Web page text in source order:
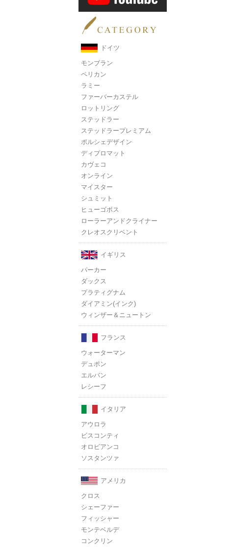
ドイツ
モンブラン
ペリカン
ラミー
ファーバーカステル
ロットリング
ステッドラー
ステッドラープレミアム
ポルシェデザイン
ディプロマット
カヴェコ
オンライン
マイスター
シュミット
ヒューゴボス
ローラーアンドクライナー
クレオスクリベント
イギリス
パーカー
ダックス
プラティグナム
ダイアミン(インク)
ウィンザー＆ニュートン
フランス
ウォーターマン
デュポン
エルバン
レシーフ
イタリア
アウロラ
ビスコンティ
オロビアンコ
ソスタンツァ
アメリカ
クロス
シェーファー
フィッシャー
モンテベルデ
コンクリン